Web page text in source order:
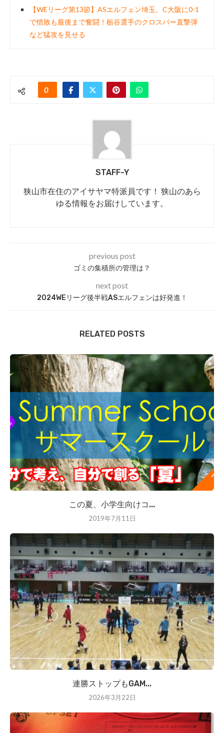
【WEリーグ第13節】ASエルフェン埼玉、C大阪に0-1
で惜敗も最後まで奮闘！栃谷選手のクロスバー直撃弾
など猛攻を見せる
0
STAFF-Y
狭山市在住のアイサヤマ特派員です！ 狭山のあら
ゆる情報をお届けしています。
previous post
ゴミの集積所の管理は？
next post
2024WEリーグ後半戦ASエルフェンは好発進！
RELATED POSTS
この夏、小学生向けコ...
2019年7月11日
連勝ストップもGAM...
2026年3月22日